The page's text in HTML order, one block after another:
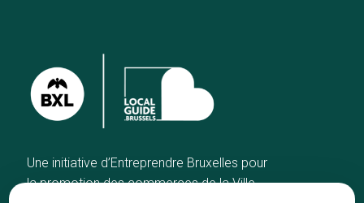
Une initiative d’Entreprendre Bruxelles pour
la promotion des commerces de la Ville